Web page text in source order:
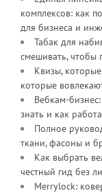
комплексов: как
для бизнеса и
Табак для
смешивать, чтобы
Квизы,
которые
Вебкам-
знать и как
Полное
ткани, фасоны и
Как выбрать
честный гид без
Merrylock: